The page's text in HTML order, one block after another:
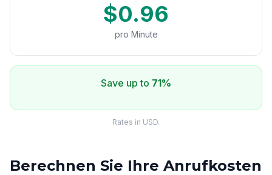
$0.96
pro Minute
Save up to 71%
Rates in USD.
Berechnen Sie Ihre Anrufkosten